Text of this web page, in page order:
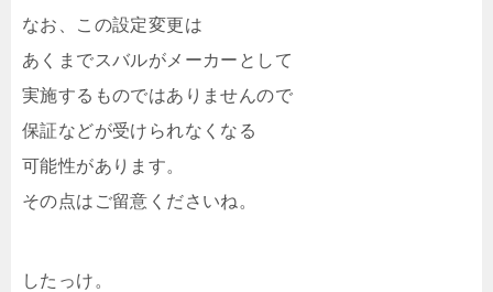
なお、この設定変更は
あくまでスバルがメーカーとして
実施するものではありませんので
保証などが受けられなくなる
可能性があります。
その点はご留意くださいね。
したっけ。